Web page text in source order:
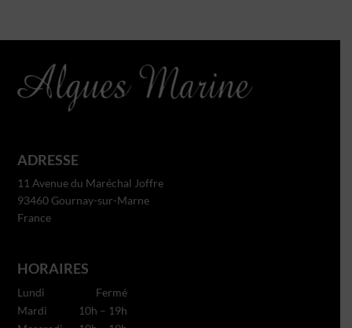
ADRESSE
11 Avenue du Maréchal Joffre
93460 Gournay-sur-Marne
France
HORAIRES
Lundi
Fermé
Mardi
10h – 19h